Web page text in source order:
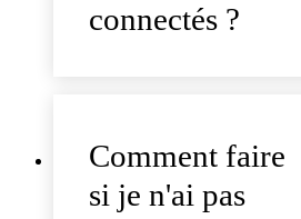
connectés ?
Comment faire
si je n'ai pas